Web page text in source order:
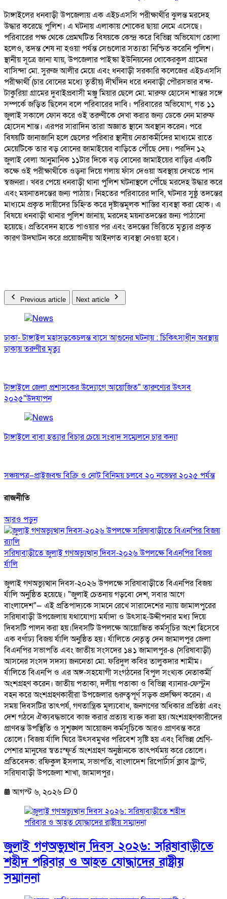
টাঙ্গাইলের ধনবাড়ী উপজেলায় এক এইচএসসি পরীক্ষার্থীর ঝুলন্ত মরদেহ
উদ্ধার করেছে পুলিশ। এ ঘটনায় এলাকায় শোকের ছায়া নেমে এসেছে।
পরিবারের পক্ষ থেকে প্রেমঘটিত বিষয়কে কেন্দ্র করে বিভিন্ন অভিযোগ তোলা
হলেও, তদন্ত শেষ না হওয়া পর্যন্ত সেগুলোর সত্যতা নিশ্চিত করেনি পুলিশ।
স্থানীয় সূত্রে জানা যায়, উপজেলার পাইস্কা ইউনিয়নের ধোকেরকুল গ্রামের
বাসিন্দা মো. সুরুজ আলীর মেয়ে এবং ধনবাড়ী সরকারি কলেজের এইচএসসি
পরীক্ষার্থী (চার বোনের মধ্যে তৃতীয়) দীর্ঘদিন ধরে ধনবাড়ী পৌরসভার বন্দ-
টাকুরিয়া গ্রামের দুবাইপ্রবাসী মঞ্জু মিয়ার ছেলে মো. মারুফ হোসেন শান্তর সঙ্গে
সম্পর্কে জড়িত ছিলেন বলে পরিবারের দাবি। পরিবারের অভিযোগ, গত ১১
জুলাই সকালে ফোন করে ওই তরুণীকে দেখা করার জন্য ডেকে নেন মারুফ
হোসেন শান্ত। এরপর সারাদিন তারা অজ্ঞাত স্থানে অবস্থান করেন। পরে
বিষয়টি জানাজানি হলে ছেলের পরিবার স্থানীয় নেতাকর্মীদের মাধ্যমে রাতে
মেয়েটিকে তার বড় বোনের জামাইয়ের বাড়িতে পৌঁছে দেয়। পরদিন ১২
জুলাই বেলা আনুমানিক ১১টার দিকে বড় বোনের জামাইয়ের বাড়ির একটি
কক্ষে ওই পরীক্ষার্থীকে ওড়না দিয়ে গলায় ফাঁস দেওয়া অবস্থায় দেখতে পান
স্বজনরা। খবর পেয়ে ধনবাড়ী থানা পুলিশ ঘটনাস্থলে পৌঁছে মরদেহ উদ্ধার করে
এবং ময়নাতদন্তের জন্য পাঠায়। নিহতের পরিবারের দাবি, ঘটনার সুষ্ঠু তদন্তের
মাধ্যমে প্রকৃত দায়ীদের চিহ্নিত করে দৃষ্টান্তমূলক শাস্তির ব্যবস্থা করা হোক। এ
বিষয়ে ধনবাড়ী থানার পুলিশ জানায়, মরদেহ ময়নাতদন্তের জন্য পাঠানো
হয়েছে। প্রতিবেদন হাতে পাওয়ার পর এবং তদন্তের ভিত্তিতে মৃত্যুর প্রকৃত
কারণ উদঘাটন করে প্রয়োজনীয় আইনগত ব্যবস্থা নেওয়া হবে।
Previous article Next article
ঢাকা- টাঙ্গাইল মহাসড়কেচলন্ত বাসে আগুনের ঘটনায় : চিকিৎসাধীন অবস্থায়
ঢাকায় তরুণীর মৃত্যু
টাঙ্গাইলে জেলা প্রশাসকের উদ্যোগে আয়োজিত" তারুণ্যের উৎসব
২০২৫"উদযাপন
টাঙ্গাইলে বাবা হত্যার বিচার চেয়ে সংবাদ সম্মেলনে চার কন্যা
সঞ্চয়পত্র–প্রাইজবন্ড বিক্রি ও নোট বিনিময় চলবে ২০ নভেম্বর ২০২৫ পর্যন্ত
রাজনীতি
আরও পড়ুন
সরিষাবাড়ীতে জুলাই গণঅভ্যুত্থান দিবস-২০২৬ উপলক্ষে বিএনপির বিজয়
র্যালি
জুলাই গণঅভ্যুত্থান দিবস-২০২৬ উপলক্ষে সরিষাবাড়ীতে বিএনপির বিজয়
র্যালি অনুষ্ঠিত হয়েছে। "জুলাই চেতনায় গড়বো দেশ, সবার আগে
বাংলাদেশ"— এই প্রতিপাদ্যকে সামনে রেখে সারাদেশের ন্যায় জামালপুরের
সরিষাবাড়ী উপজেলায় যথাযোগ্য মর্যাদা ও উৎসাহ-উদ্দীপনার মধ্য দিয়ে
দিবসটি পালন করা হয়।দিবসটি উপলক্ষে আয়োজিত কর্মসূচির অংশ হিসেবে
এক বর্ণাঢ্য বিজয় র্যালি অনুষ্ঠিত হয়। র্যালিতে নেতৃত্ব দেন জামালপুর জেলা
বিএনপির সভাপতি এবং জাতীয় সংসদের ১৪১ জামালপুর-৪ (সরিষাবাড়ী)
আসনের সংসদ সদস্য জননেতা মো. ফরিদুল কবির তালুকদার শামীম।
র্যালিতে বিএনপি ও এর অঙ্গ-সহযোগী সংগঠনের বিপুল সংখ্যক নেতাকর্মী
অংশগ্রহণ করেন। জাতীয় পতাকা, দলীয় পতাকা ও বিভিন্ন ব্যানার-ফেস্টুন
বহন করে অংশগ্রহণকারীরা উপজেলার গুরুত্বপূর্ণ সড়ক প্রদক্ষিণ করেন। এ
সময় দিবসটির তাৎপর্য, গণতান্ত্রিক মূল্যবোধ, জনগণের অধিকার প্রতিষ্ঠা এবং
দেশ গঠনে ঐক্যবদ্ধভাবে কাজ করার প্রত্যয় ব্যক্ত করা হয়।অংশগ্রহণকারীদের
প্রাণবন্ত উপস্থিতি ও সুশৃঙ্খল আয়োজন কর্মসূচিকে আরও প্রাণবন্ত করে
তোলে। বিজয় র্যালি ঘিরে উৎসবমুখর পরিবেশ সৃষ্টি হয় এবং বিভিন্ন শ্রেণি-
পেশার মানুষের স্বতঃস্ফূর্ত অংশগ্রহণ অনুষ্ঠানকে তাৎপর্যময় করে তোলে।
প্রতিবেদক: রফিকুল ইসলাম, সভাপতি, বাংলাদেশ রিপোর্টার্স ক্লাব ট্রাস্ট,
সরিষাবাড়ী উপজেলা শাখা, জামালপুর।
আগস্ট ৬, ২০২৬
0
জুলাই গণঅভ্যুত্থান দিবস ২০২৬: সরিষাবাড়ীতে
শহীদ পরিবার ও আহত যোদ্ধাদের রাষ্ট্রীয়
সম্মাননা